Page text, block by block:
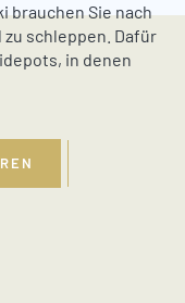
brauchen Sie nach
schleppen. Dafür
in denen